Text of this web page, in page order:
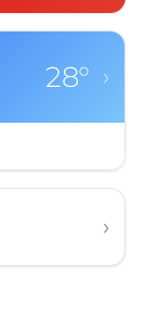
28° ›
›